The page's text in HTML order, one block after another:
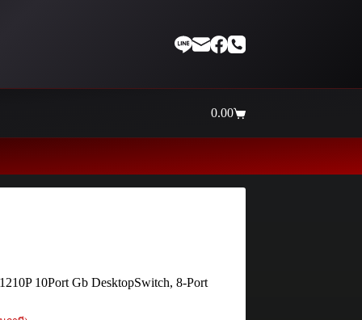
Shopping
0.00
10Port Gb DesktopSwitch, 8-Port